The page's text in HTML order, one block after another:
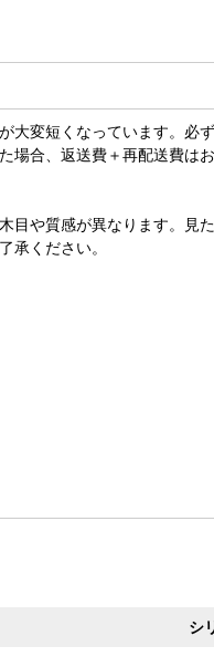
大変短くなっています。必
場合、返送費＋再配送費は
目や質感が異なります。見
承ください。
シ